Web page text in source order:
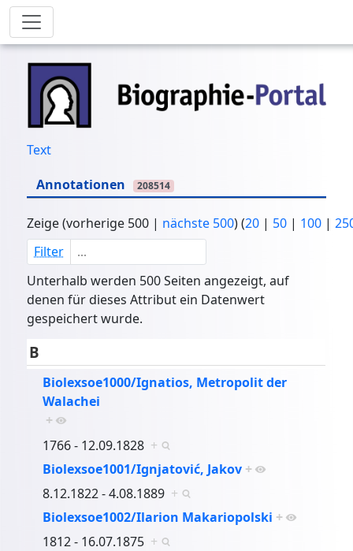
Text
Annotationen
208514
Zeige (vorherige 500 | nächste 500) (20 | 50 | 100 |
Filter
Unterhalb werden 500 Seiten angezeigt, auf
denen für dieses Attribut ein Datenwert
gespeichert wurde.
B
Biolexsoe1000/Ignatios, Metropolit der
Walachei
+
1766 - 12.09.1828 +
Biolexsoe1001/Ignjatović, Jakov +
8.12.1822 - 4.08.1889 +
Biolexsoe1002/Ilarion Makariopolski +
1812 - 16.07.1875 +